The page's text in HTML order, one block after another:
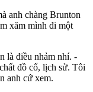
anh chàng Brunton
xăm mình đi một
là điều nhảm nhí. -
đồ cổ, lịch sử. Tôi
anh cứ xem.